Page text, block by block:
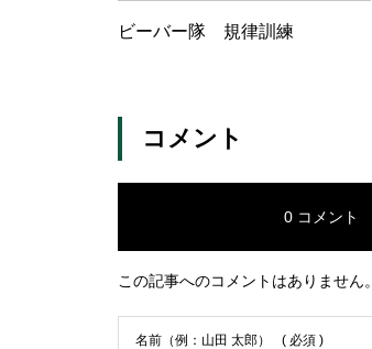
ビーバー隊 規律訓練
コメント
0 コメント
この記事へのコメントはありません。
名前（例：山田 太郎） ( 必須 )